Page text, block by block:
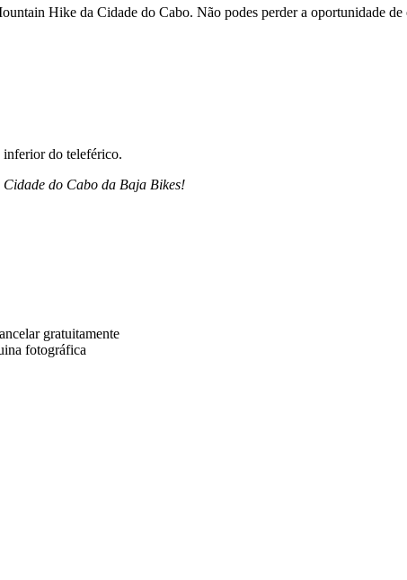
Hike da Cidade do Cabo. Não podes perder a oportunidade
inferior do teleférico.
do Cabo da Baja Bikes!
gratuitamente
fotográfica